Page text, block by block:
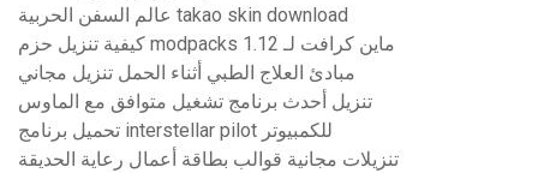
عالم السفن الحربية takao skin download
كيفية تنزيل حزم modpacks ماين كرافت لـ 1.12
مبادئ العلاج الطبي أثناء الحمل تنزيل مجاني
تنزيل أحدث برنامج تشغيل متوافق مع الماوس
تحميل برنامج interstellar pilot للكمبيوتر
تنزيلات مجانية قوالب بطاقة أعمال رعاية الحديقة